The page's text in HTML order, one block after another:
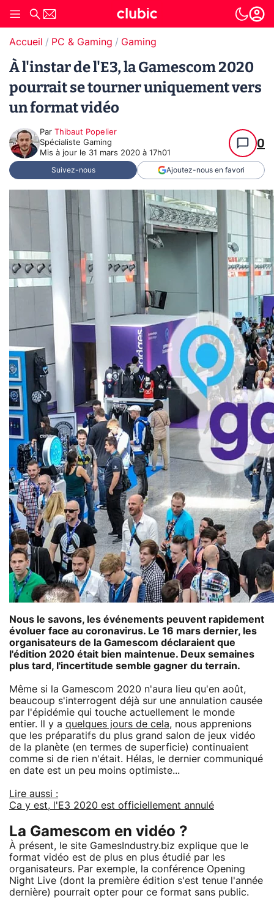
Accueil PC & Gaming Gaming
À l'instar de l'E3, la Gamescom 2020
pourrait se tourner uniquement vers
un format vidéo
Par Thibaut Popelier
Spécialiste Gaming
Mis à jour le 31 mars 2020 à 17h01
0
Suivez-nous Ajoutez-nous en favori
Nous le savons, les événements peuvent rapidement
évoluer face au coronavirus. Le 16 mars dernier, les
organisateurs de la Gamescom déclaraient que
l'édition 2020 était bien maintenue. Deux semaines
plus tard, l'incertitude semble gagner du terrain.
Même si la Gamescom 2020 n'aura lieu qu'en août,
beaucoup s'interrogent déjà sur une annulation causée
par l'épidémie qui touche actuellement le monde
entier. Il y a quelques jours de cela, nous apprenions
que les préparatifs du plus grand salon de jeux vidéo
de la planète (en termes de superficie) continuaient
comme si de rien n'était. Hélas, le dernier communiqué
en date est un peu moins optimiste...
Lire aussi :
Ca y est, l'E3 2020 est officiellement annulé
La Gamescom en vidéo ?
À présent, le site GamesIndustry.biz explique que le
format vidéo est de plus en plus étudié par les
organisateurs. Par exemple, la conférence Opening
Night Live (dont la première édition s'est tenue l'année
dernière) pourrait opter pour ce format sans public.